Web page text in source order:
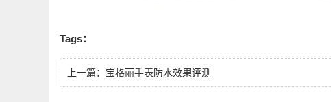
Tags：
上一篇： 宝格丽手表防水效果评测